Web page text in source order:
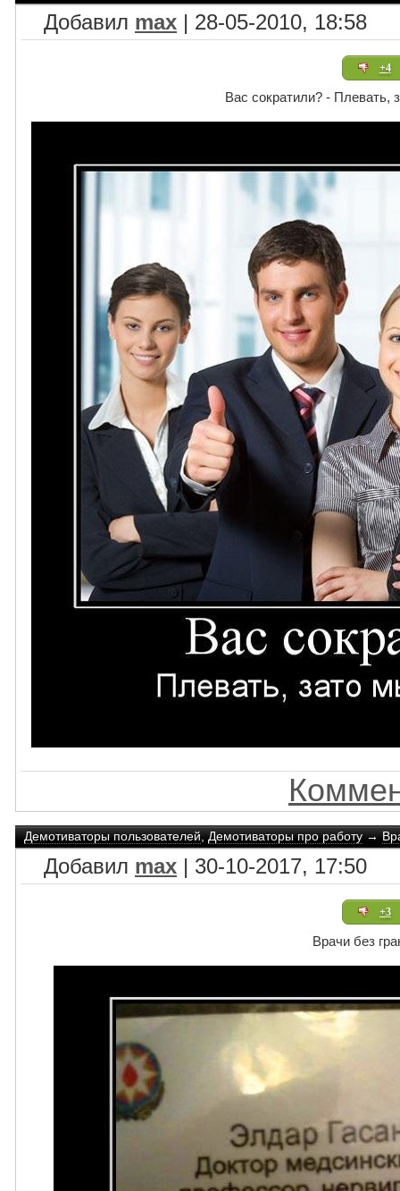
Добавил max | 28-05-2010, 18:58
+4
Вас сократили? - Плевать,
Демотиваторы пользователей,Демотиваторы про работу→
Добавил max | 30-10-2017, 17:50
+3
Врачи без